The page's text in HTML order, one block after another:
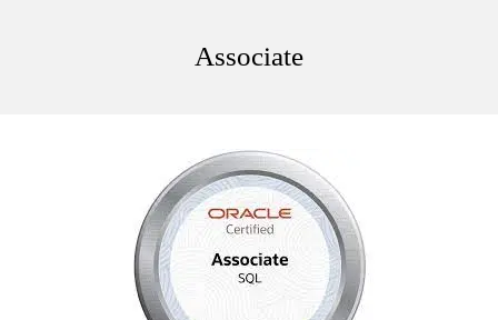
Associate